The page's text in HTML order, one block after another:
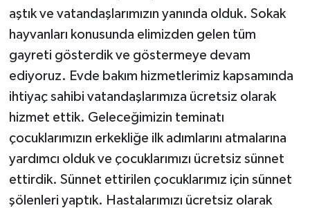
aştık ve vatandaşlarımızın yanında olduk. Sokak
hayvanları konusunda elimizden gelen tüm
gayreti gösterdik ve göstermeye devam
ediyoruz. Evde bakım hizmetlerimiz kapsamında
ihtiyaç sahibi vatandaşlarımıza ücretsiz olarak
hizmet ettik. Geleceğimizin teminatı
çocuklarımızın erkekliğe ilk adımlarını atmalarına
yardımcı olduk ve çocuklarımızı ücretsiz sünnet
ettirdik. Sünnet ettirilen çocuklarımız için sünnet
şölenleri yaptık. Hastalarımızı ücretsiz olarak